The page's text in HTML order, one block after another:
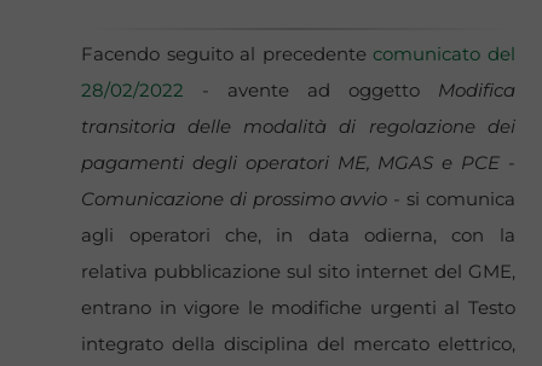
Facendo seguito al precedentecomunicato del
28/02/2022 - avente ad oggetto Modifica
transitoria delle modalità di regolazione dei
pagamenti degli operatori ME, MGAS e PCE -
Comunicazione di prossimo avvio - si comunica
agli operatori che, in data odierna, con la
relativa pubblicazione sul sito internet del GME,
entrano in vigore le modifiche urgenti al Testo
integrato della disciplina del mercato elettrico,